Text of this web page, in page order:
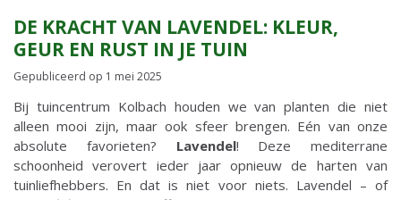
DE KRACHT VAN LAVENDEL: KLEUR,
GEUR EN RUST IN JE TUIN
Gepubliceerd op 1 mei 2025
Bij tuincentrum Kolbach houden we van planten die niet
alleen mooi zijn, maar ook sfeer brengen. Eén van onze
absolute favorieten? Lavendel! Deze mediterrane
schoonheid verovert ieder jaar opnieuw de harten van
tuinliefhebbers. En dat is niet voor niets. Lavendel – of